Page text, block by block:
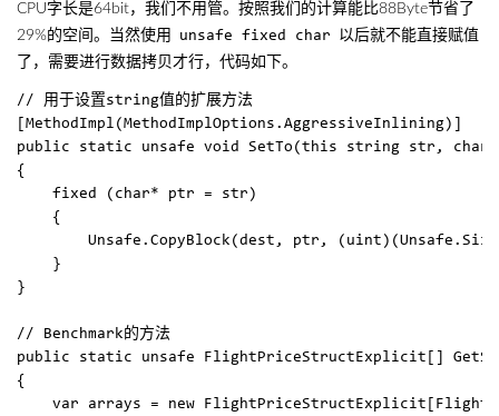
CPU字长是64bit，我们不用管。按照我们的计算能比88Byte节省了
29%的空间。当然使用
unsafe fixed char
以后就不能直接赋值
了，需要进行数据拷贝才行，代码如下。
// 用于设置string值的扩展方法
[MethodImpl(MethodImplOptions.AggressiveInlining)]
public static unsafe void SetTo(this string str,
{
    fixed (char* ptr = str)
    {
Unsafe.CopyBlock(dest, ptr,
    }
}
// Benchmark的方法
public static unsafe FlightPriceStructExplicit[]
{
var arrays = new